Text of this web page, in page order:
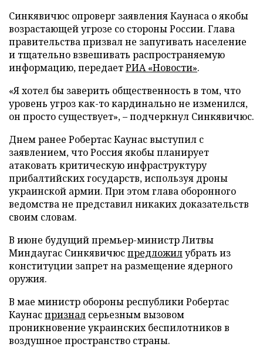
Синкявичюс опроверг заявления Каунаса о якобы
возрастающей угрозе со стороны России. Глава
правительства призвал не запугивать население
и тщательно взвешивать распространяемую
информацию, передаетРИА «Новости».
«Я хотел бы заверить общественность в том, что
уровень угроз как-то кардинально не изменился,
он просто существует», – подчеркнул Синкявичюс.
Днем ранее Робертас Каунас выступил с
заявлением, что Россия якобы планирует
атаковать критическую инфраструктуру
прибалтийских государств, используя дроны
украинской армии. При этом глава оборонного
ведомства не представил никаких доказательств
своим словам.
В июне будущий премьер-министр Литвы
Миндаугас Синкявичюспредложилубрать из
конституции запрет на размещение ядерного
оружия.
В мае министр обороны республики Робертас
Каунаспризнал серьезным вызовом
проникновение украинских беспилотников в
воздушное пространство страны.